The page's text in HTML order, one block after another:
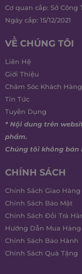
Cơ quan cấp: Sở
Ngày cấp: 15/12/2021
VỀ CHÚNG TÔI
Liên Hệ
Giới Thiệu
Chăm Sóc Khách Hàng
Tin Tức
Tuyển Dụng
* Nội dung trên
phẩm.
Chúng tôi không bán
CHÍNH SÁCH
Chính Sách Giao Hàng
Chính Sách Bảo Mật
Chính Sách Đổi Trả
Hướng Dẫn Mua Hàng
Chính Sách Bảo Hành
Chính Sách Quà Tặng